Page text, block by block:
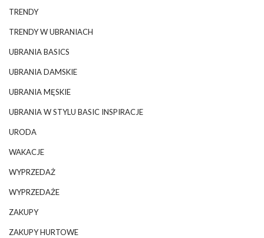
TRENDY
TRENDY W UBRANIACH
UBRANIA BASICS
UBRANIA DAMSKIE
UBRANIA MĘSKIE
UBRANIA W STYLU BASIC INSPIRACJE
URODA
WAKACJE
WYPRZEDAŻ
WYPRZEDAŻE
ZAKUPY
ZAKUPY HURTOWE